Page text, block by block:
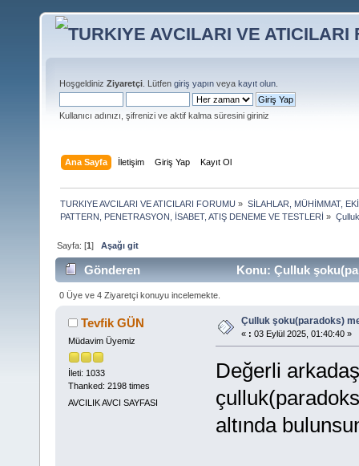
Hoşgeldiniz Ziyaretçi . Lütfen giriş yapın veya kayıt olun
Kullanıcı adınızı, şifrenizi ve aktif kalma süresini giriniz
Ana Sayfa İletişim Giriş Yap Kayıt Ol
TURKIYE AVCILARI VE ATICILARI FORUMU » SİLAHLAR, MÜHİMMAT,
PATTERN, PENETRASYON, İSABET, ATIŞ DENEME VE TESTLERİ »
Sayfa: [1]Aşağı git
Gönderen Konu: Çulluk
0 Üye ve 4 Ziyaretçi konuyu incelemekte.
Tevfik GÜN
Müdavim Üyemiz
İleti: 1033
Thanked: 2198 times
AVCILIK AVCI SAYFASI
Çulluk şoku(paradoks)
« : 03 Eylül 2025, 01:40:40 »
Değerli
altında